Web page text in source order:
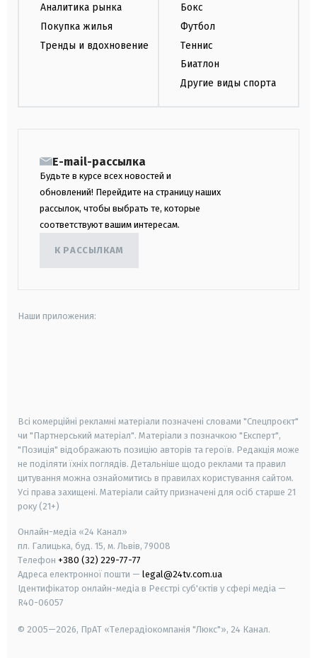
Аналитика рынка
Покупка жилья
Тренды и вдохновение
Бокс
Футбол
Теннис
Биатлон
Другие виды спорта
E-mail-рассылка
Будьте в курсе всех новостей и
обновлений! Перейдите на страницу наших
рассылок, чтобы выбрать те, которые
соответствуют вашим интересам.
К РАССЫЛКАМ
Наши приложения:
Всі комерційні рекламні матеріали позначені словами "Спецпроєкт"
чи "Партнерський матеріал". Матеріали з позначкою "Експерт",
"Позиція" відображають позицію авторів та героїв. Редакція може
не поділяти їхніх поглядів. Детальніше щодо реклами та правил
цитування можна ознайомитись в правилах користування сайтом.
Усі права захищені. Матеріали сайту призначені для осіб старше 21
року (21+)
Онлайн-медіа «24 Канал»
пл. Галицька, буд. 15, м. Львів, 79008
Телефон +380 (32) 229-77-77
Адреса електронної пошти — legal@24tv.com.ua
Ідентифікатор онлайн-медіа в Реєстрі суб'єктів у сфері медіа —
R40-06057
© 2005—2026, ПрАТ «Телерадіокомпанія "Люкс"», 24 Канал.